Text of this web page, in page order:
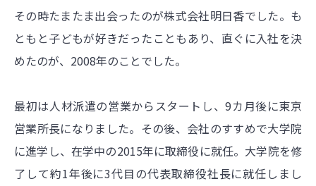
その時たまたま出会ったのが株式会社明日香でした。も
ともと子どもが好きだったこともあり、直ぐに入社を決
めたのが、2008年のことでした。
最初は人材派遣の営業からスタートし、9カ月後に東京
営業所長になりました。その後、会社のすすめで大学院
に進学し、在学中の2015年に取締役に就任。大学院を修
了して約1年後に3代目の代表取締役社長に就任しまし